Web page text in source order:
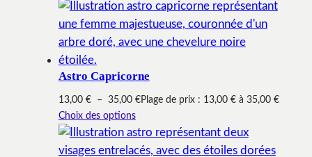
Astro Capricorne
13,00 € – 35,00 €Plage de prix : 13,00 € à 35,00 €
Choix des options